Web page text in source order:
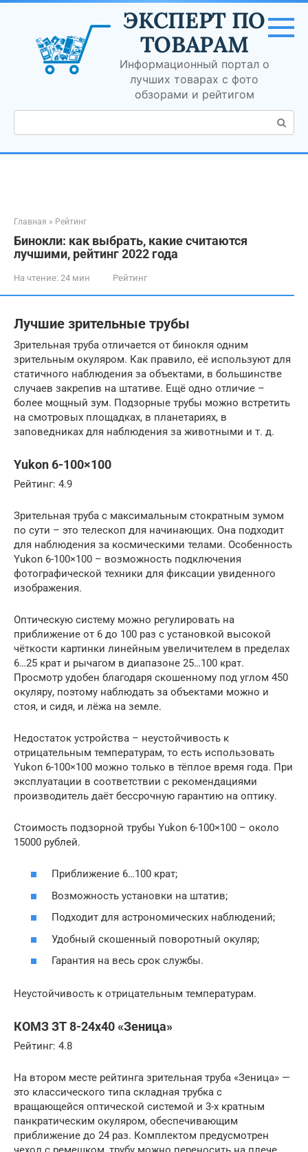
Перейти
контенту
ЭКСПЕРТ ПО
ТОВАРАМ
Информационный портал о
лучших товарах с фото
обзорами и рейтигом
Поиск:
Главная » Рейтинг
Бинокли: как выбрать, какие считаются
лучшими, рейтинг 2022 года
На чтение: 24 мин Рейтинг
Лучшие зрительные трубы
Зрительная труба отличается от бинокля одним
зрительным окуляром. Как правило, её используют для
статичного наблюдения за объектами, в большинстве
случаев закрепив на штативе. Ещё одно отличие –
более мощный зум. Подзорные трубы можно встретить
на смотровых площадках, в планетариях, в
заповедниках для наблюдения за животными и т. д.
Yukon 6-100×100
Рейтинг: 4.9
Зрительная труба с максимальным стократным зумом
по сути – это телескоп для начинающих. Она подходит
для наблюдения за космическими телами. Особенность
Yukon 6-100×100 – возможность подключения
фотографической техники для фиксации увиденного
изображения.
Оптическую систему можно регулировать на
приближение от 6 до 100 раз с установкой высокой
чёткости картинки линейным увеличителем в пределах
6…25 крат и рычагом в диапазоне 25…100 крат.
Просмотр удобен благодаря скошенному под углом 450
окуляру, поэтому наблюдать за объектами можно и
стоя, и сидя, и лёжа на земле.
Недостаток устройства – неустойчивость к
отрицательным температурам, то есть использовать
Yukon 6-100×100 можно только в тёплое время года. При
эксплуатации в соответствии с рекомендациями
производитель даёт бессрочную гарантию на оптику.
Стоимость подзорной трубы Yukon 6-100×100 – около
15000 рублей.
Приближение 6…100 крат;
Возможность установки на штатив;
Подходит для астрономических наблюдений;
Удобный скошенный поворотный окуляр;
Гарантия на весь срок службы.
Неустойчивость к отрицательным температурам.
КОМЗ ЗТ 8-24х40 «Зеница»
Рейтинг: 4.8
На втором месте рейтинга зрительная труба «Зеница» —
это классического типа складная трубка с
вращающейся оптической системой и 3-х кратным
панкратическим окуляром, обеспечивающим
приближение до 24 раз. Комплектом предусмотрен